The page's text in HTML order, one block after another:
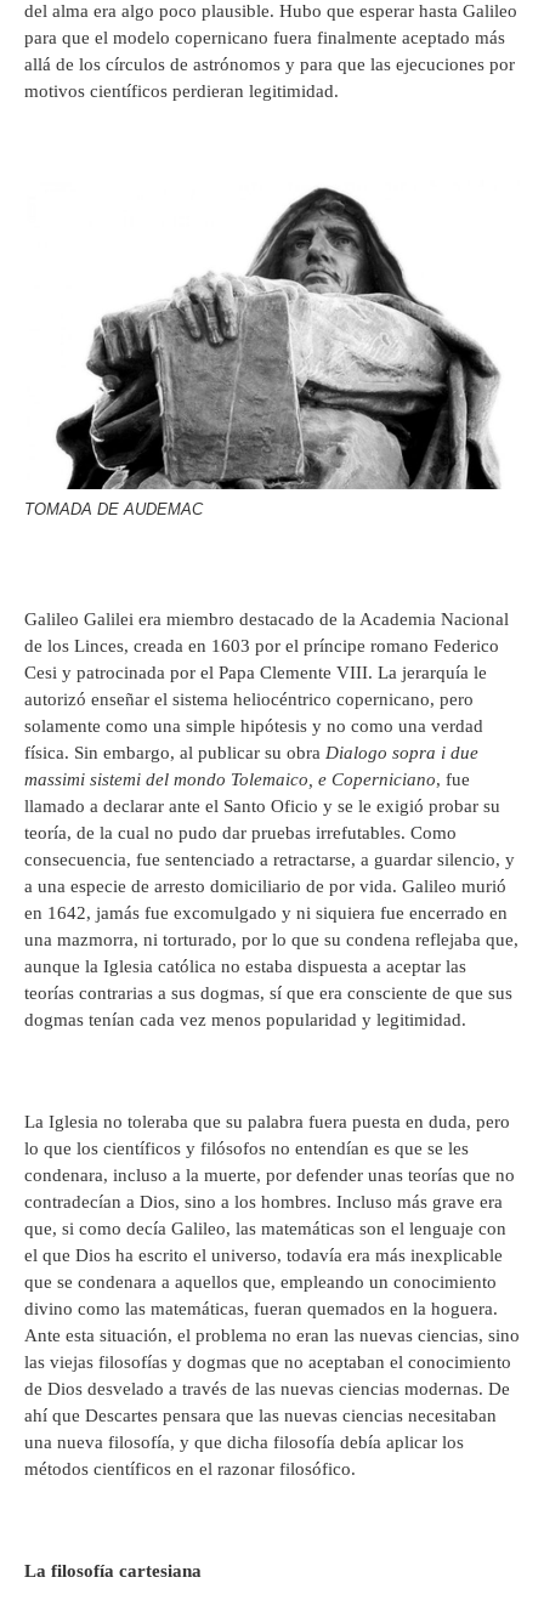
del alma era algo poco plausible. Hubo que esperar hasta Galileo
para que el modelo copernicano fuera finalmente aceptado más
allá de los círculos de astrónomos y para que las ejecuciones por
motivos científicos perdieran legitimidad.
TOMADA DE AUDEMAC
Galileo Galilei era miembro destacado de la Academia Nacional
de los Linces, creada en 1603 por el príncipe romano Federico
Cesi y patrocinada por el Papa Clemente VIII. La jerarquía le
autorizó enseñar el sistema heliocéntrico copernicano, pero
solamente como una simple hipótesis y no como una verdad
física. Sin embargo, al publicar su obra Dialogo sopra i due
massimi sistemi del mondo Tolemaico, e Coperniciano, fue
llamado a declarar ante el Santo Oficio y se le exigió probar su
teoría, de la cual no pudo dar pruebas irrefutables. Como
consecuencia, fue sentenciado a retractarse, a guardar silencio, y
a una especie de arresto domiciliario de por vida. Galileo murió
en 1642, jamás fue excomulgado y ni siquiera fue encerrado en
una mazmorra, ni torturado, por lo que su condena reflejaba que,
aunque la Iglesia católica no estaba dispuesta a aceptar las
teorías contrarias a sus dogmas, sí que era consciente de que sus
dogmas tenían cada vez menos popularidad y legitimidad.
La Iglesia no toleraba que su palabra fuera puesta en duda, pero
lo que los científicos y filósofos no entendían es que se les
condenara, incluso a la muerte, por defender unas teorías que no
contradecían a Dios, sino a los hombres. Incluso más grave era
que, si como decía Galileo, las matemáticas son el lenguaje con
el que Dios ha escrito el universo, todavía era más inexplicable
que se condenara a aquellos que, empleando un conocimiento
divino como las matemáticas, fueran quemados en la hoguera.
Ante esta situación, el problema no eran las nuevas ciencias, sino
las viejas filosofías y dogmas que no aceptaban el conocimiento
de Dios desvelado a través de las nuevas ciencias modernas. De
ahí que Descartes pensara que las nuevas ciencias necesitaban
una nueva filosofía, y que dicha filosofía debía aplicar los
métodos científicos en el razonar filosófico.
La filosofía cartesiana